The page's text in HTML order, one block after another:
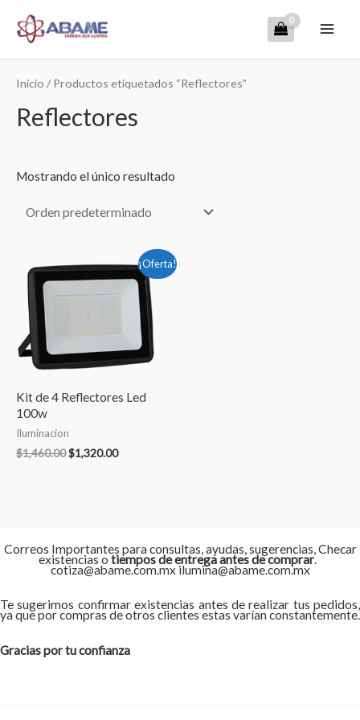
contenido
Inicio / Productos etiquetados “Reflectores”
Reflectores
Mostrando el único resultado
¡Oferta!
Kit de 4 Reflectores Led
100w
Iluminacion
$1,460.00
precio
era:
$1,460.00.
$1,320.00
precio
actual
es:
$1,320.00.
Correos Importantes para consultas, ayudas, sugerencias, Checar
existencias o tiempos de entrega antes de comprar.
cotiza@abame.com.mx ilumina@abame.com.mx
Te sugerimos confirmar existencias antes de realizar tus pedidos,
ya que por compras de otros clientes estas varían constantemente.
Gracias por tu confianza